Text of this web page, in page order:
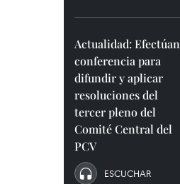
Actualidad: Efectúan
conferencia para
difundir y aplicar
resoluciones del
tercer pleno del
Comité Central del
PCV
ESCUCHAR